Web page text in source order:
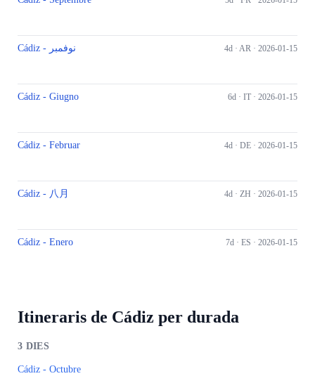
Cádiz - نوفمبر 4d · AR · 2026-01-15
Cádiz - Giugno 6d · IT · 2026-01-15
Cádiz - Februar 4d · DE · 2026-01-15
Cádiz - 八月 4d · ZH · 2026-01-15
Cádiz - Enero 7d · ES · 2026-01-15
Itineraris de Cádiz per durada
3 DIES
Cádiz - Octubre